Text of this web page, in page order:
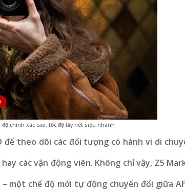
chính xác cao, tốc độ lấy nét siêu nhanh
để theo dõi các đối tượng có hành vi di
các vận động viên. Không chỉ vậy, Z5
một chế độ mới tự động chuyển đổi giữa